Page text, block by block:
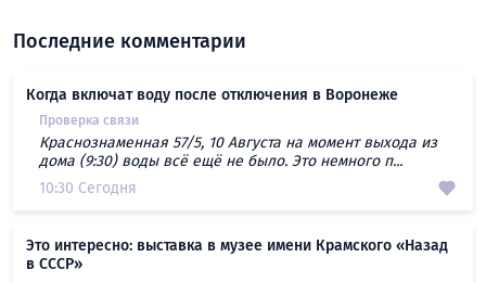
Последние комментарии
Когда включат воду после отключения в Воронеже
Проверка связи
Краснознаменная 57/5, 10 Августа на момент выхода из
дома (9:30) воды всё ещё не было. Это немного п...
10:30 Сегодня
Это интересно: выставка в музее имени Крамского «Назад
в СССР»